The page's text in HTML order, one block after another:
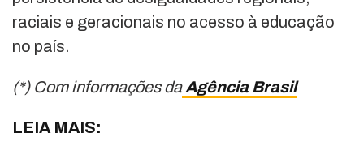
raciais e geracionais no acesso à educação
no país.
(*) Com informações daAgência Brasil
LEIA MAIS: